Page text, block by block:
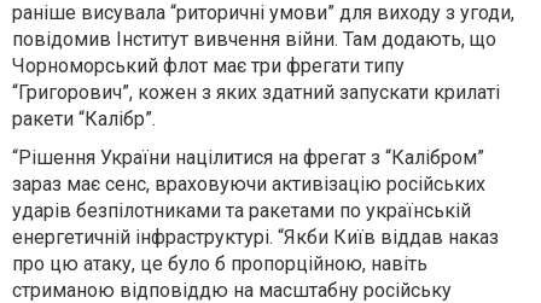
раніше висувала “риторичні умови” для виходу з угоди,
повідомив Інститут вивчення війни. Там додають, що
Чорноморський флот має три фрегати типу
“Григорович”, кожен з яких здатний запускати крилаті
ракети “Калібр”.
“Рішення України націлитися на фрегат з “Калібром”
зараз має сенс, враховуючи активізацію російських
ударів безпілотниками та ракетами по українській
енергетичній інфраструктурі. “Якби Київ віддав наказ
про цю атаку, це було б пропорційною, навіть
стриманою відповіддю на масштабну російську